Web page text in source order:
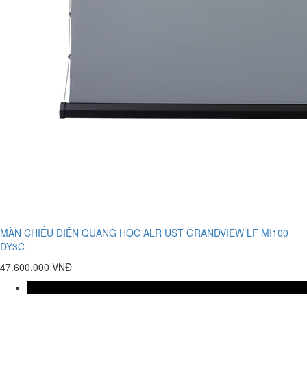
MÀN CHIẾU ĐIỆN QUANG HỌC ALR UST GRANDVIEW LF MI100
DY3C
47.600.000 VNĐ